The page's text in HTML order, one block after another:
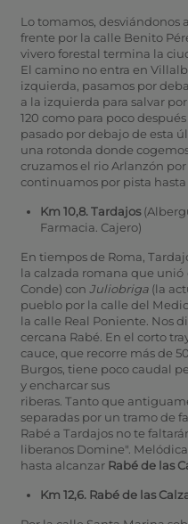
Lo tomamos, desviándonos
frente por la calle Benito
vivero forestal termina la
El camino no entra en
izquierda, pasamos por
a la izquierda para salvar
120 como para poco
pasado por debajo de esta
una rotonda donde
cruzamos el rio Arlanzón
continuamos por pista hasta
Km 10,8. Tardajos
Farmacia. Cajero)
En tiempos de Roma,
la calzada romana que unió
Conde) con Juliobriga(la
pueblo por la calle del
la calle Real Poniente. Nos
cercana Rabé. En el corto
cauce, que recorre más de
Burgos, tiene poco caudal
y encharcar sus
riberas. Tanto que
separadas por un tramo de
Rabé a Tardajos no te
liberanos Domine".
hasta alcanzar Rabé de las
Km 12,6. Rabé de las